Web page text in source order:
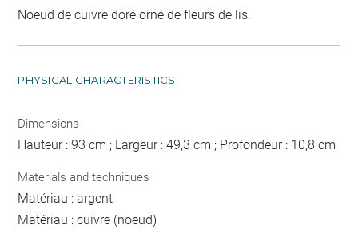
Noeud de cuivre doré orné de fleurs de lis.
PHYSICAL CHARACTERISTICS
Dimensions
Hauteur : 93 cm ; Largeur : 49,3 cm ; Profondeur : 10,8 cm
Materials and techniques
Matériau : argent
Matériau : cuivre (noeud)